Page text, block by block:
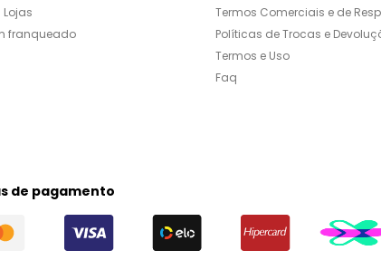
Lojas
franqueado
Termos Comerciais e de
Políticas de Trocas e
Termos e Uso
Faq
de pagamento